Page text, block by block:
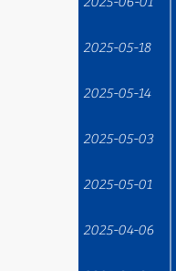
2025-05-18
2025-05-14
2025-05-03
2025-05-01
2025-04-06